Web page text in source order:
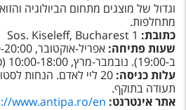
וגדול של מוצגים מתחום הביולוגיה
מתחלפות.
כתובת: 1 Sos. Kiseleff, Bucharest
שעות פתיחה:
ב-19:00). נובמבר-מרץ, 10:00-18:00 (כניסה אחרונה ב-17:00).
עלות כניסה:
20 ליי לאדם. הנחות
תעודה בתוקף.
אתר אינטרנט: www.antipa.ro/en